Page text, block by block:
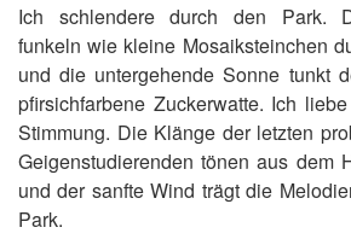
Ich schlendere durch den Park.
funkeln wie kleine Mosaiksteinchen
und die untergehende Sonne tunkt
pfirsichfarbene Zuckerwatte. Ich
Stimmung. Die Klänge der letzten
Geigenstudierenden tönen aus dem
und der sanfte Wind trägt die
Park.